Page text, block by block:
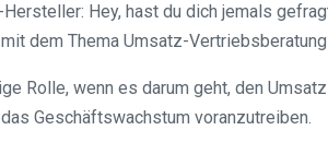
Hey, hast du dich jemals
dem Thema Umsatz-
Rolle, wenn es darum geht, den
Geschäftswachstum voranzutreiben.